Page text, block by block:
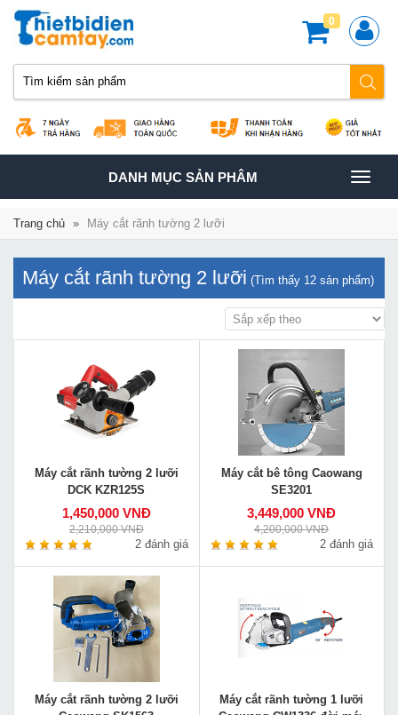
0
TOGGLE
NAVIGATION
DANH MỤC SẢN PHÂM
Trang chủ » Máy cắt rãnh tường 2 lưỡi
Máy cắt rãnh tường 2 lưỡi (Tìm thấy 12 sản phẩm)
Máy cắt rãnh tường 2 lưỡi
DCK KZR125S
1,450,000 VNĐ
2,210,000 VNĐ
2 đánh giá
Máy cắt bê tông Caowang
SE3201
3,449,000 VNĐ
4,200,000 VNĐ
2 đánh giá
Máy cắt rãnh tường 2 lưỡi
Máy cắt rãnh tường 1 lưỡi